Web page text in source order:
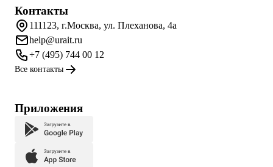
Контакты
111123, г.Москва, ул. Плеханова, 4а
help@urait.ru
+7 (495) 744 00 12
Все контакты
Приложения